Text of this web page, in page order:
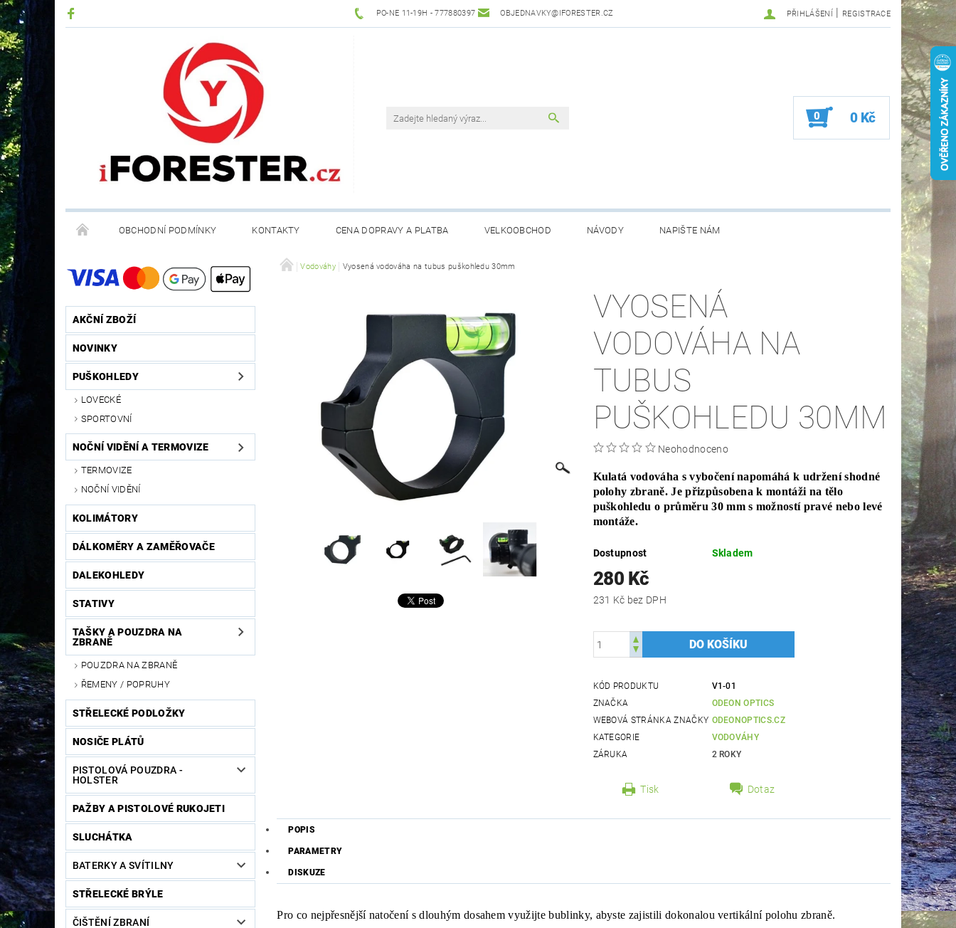
PO-NE 11-19H - 777880397 OBJEDNAVKY@IFORESTER.CZ PŘIHLÁŠENÍ | REGISTRACE
0 0 Kč
OBCHODNÍ PODMÍNKY KONTAKTY CENA DOPRAVY A PLATBA VELKOOBCHOD NÁVODY NAPIŠTE NÁM
RECYKLACE ELEKTROODPADU A BATERIÍ
AKČNÍ ZBOŽÍ
NOVINKY
PUŠKOHLEDY
LOVECKÉ
SPORTOVNÍ
NOČNÍ VIDĚNÍ A TERMOVIZE
TERMOVIZE
NOČNÍ VIDĚNÍ
KOLIMÁTORY
DÁLKOMĚRY A ZAMĚŘOVAČE
DALEKOHLEDY
STATIVY
TAŠKY A POUZDRA NA
ZBRANĚ
POUZDRA NA ZBRANĚ
ŘEMENY / POPRUHY
STŘELECKÉ PODLOŽKY
NOSIČE PLÁTŮ
PISTOLOVÁ POUZDRA -
HOLSTER
PAŽBY A PISTOLOVÉ RUKOJETI
SLUCHÁTKA
BATERKY A SVÍTILNY
STŘELECKÉ BRÝLE
ČIŠTĚNÍ ZBRANÍ
Vodováhy Vyosená vodováha na tubus puškohledu 30mm
VYOSENÁ
VODOVÁHA NA
TUBUS
PUŠKOHLEDU 30MM
Neohodnoceno
Kulatá vodováha s vybočení napomáhá k udržení shodné
polohy zbraně. Je přizpůsobena k montáži na tělo
puškohledu o průměru 30 mm s možností pravé nebo levé
montáže.
Dostupnost Skladem
280 Kč
231 Kč bez DPH
KÓD PRODUKTU
V1-01
ZNAČKA
ODEON OPTICS
WEBOVÁ STRÁNKA ZNAČKY ODEONOPTICS.CZ
KATEGORIE
VODOVÁHY
ZÁRUKA
2 ROKY
Tisk Dotaz
POPIS
PARAMETRY
DISKUZE
Pro co nejpřesnější natočení s dlouhým dosahem využijte bublinky, abyste zajistili dokonalou vertikální polohu zbraně.